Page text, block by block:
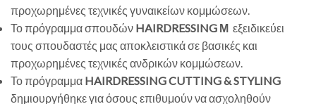
προχωρημένες τεχνικές γυναικείων κομμώσεων.
Το πρόγραμμα σπουδών HAIRDRESSING Μ εξειδικεύει
τους σπουδαστές μας αποκλειστικά σε βασικές και
προχωρημένες τεχνικές ανδρικών κομμώσεων.
Το πρόγραμμα HAIRDRESSING CUTTING & STYLING
δημιουργήθηκε για όσους επιθυμούν να ασχοληθούν